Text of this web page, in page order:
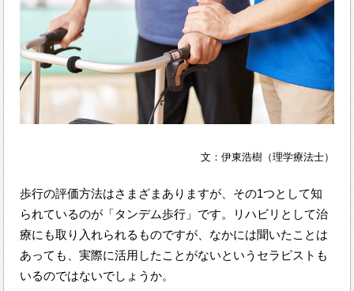
文：伊東浩樹（理学療法士）
歩行の評価方法はさまざまありますが、その1つとして知
られているのが「タンデム歩行」です。リハビリとして治
療にも取り入れられるものですが、なかには聞いたことは
あっても、実際に活用したことがないというセラピストも
いるのではないでしょうか。